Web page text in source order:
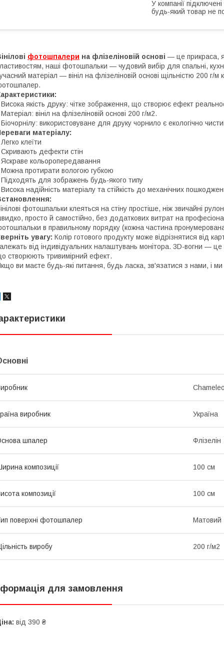
У компанії
будь-який товар не
фотошпалери на флізеліновій основі — це прикраса,
наші фотошпальки — чудовий вибір для спальні,
матеріал — вініл на флізеліновій основі щільністю 200 г/
Висока якість друку: чітке зображення, що створює ефект
Матеріал: вініл на флізеліновій основі 200 г/м2.
Біочорнілу: використовуване для друку чорнило є екологічно
матеріалу:
Легко клеїти
Скривають дефекти стін
Яскраве кольоропередавання
Можна протирати вологою губкою
Підходять для зображень будь-якого типу
Висока надійність матеріалу та стійкість до механічних
фотошпальки клеяться на стіну простіше, ніж звичайні
просто й самостійно, без додаткових витрат на
в правильному порядку (кожна частина
увагу: Колір готового продукту може відрізнятися від
від індивідуальних налаштувань монітора. 3D-вогни —
створюють тривимірний ефект.
ви маєте будь-які питання, будь ласка, зв'язатися з нами, і ми
виробник Україна
шпалер Флізелін
композиції 100 см
композиції 100 см
поверхні фотошпалер Матовий
виробу 200 г/м2
для замовлення
від 390 ₴